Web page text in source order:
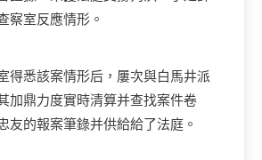
察室反應情形。
悉該案情形后，屢次與白馬井派
加鼎力度實時清算并查找案件卷
友的報案筆錄并供給給了法庭。